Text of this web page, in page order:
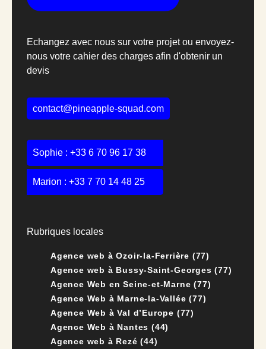
Echangez avec nous sur votre projet ou envoyez-
nous votre cahier des charges afin d'obtenir un
devis
contact@pineapple-squad.com
Sophie : +33 6 70 96 17 38
Marion : +33 7 70 14 48 25
Rubriques locales
Agence web à Ozoir-la-Ferrière (77)
Agence web à Bussy-Saint-Georges (77)
Agence Web en Seine-et-Marne (77)
Agence Web à Marne-la-Vallée (77)
Agence Web à Val d’Europe (77)
Agence Web à Nantes (44)
Agence web à Rezé (44)